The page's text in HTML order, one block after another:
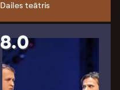
Dailes teātris
8.0